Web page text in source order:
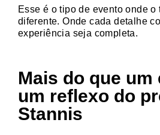
Esse é o tipo de evento onde o
diferente. Onde cada detalhe
experiência seja completa.
Mais do que um
um reflexo do
Stannis